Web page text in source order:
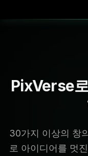
PixVerse
30가지 이상의 창
로 아이디어를 멋